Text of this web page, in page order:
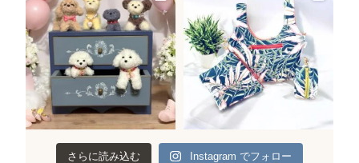
さらに読み込む Instagram でフォロー